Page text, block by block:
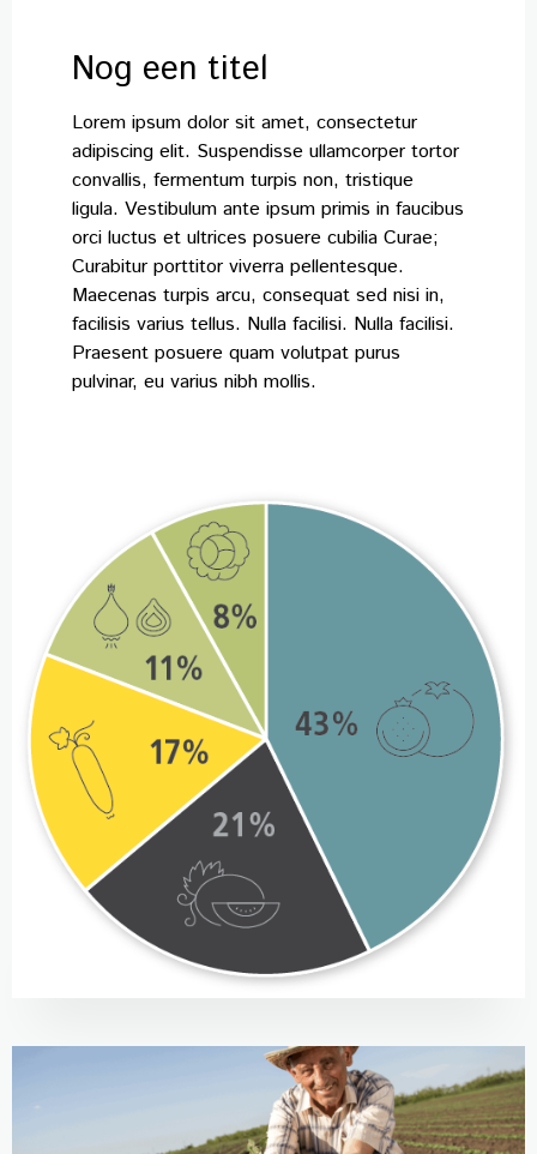
Nog een titel
Lorem ipsum dolor sit amet, consectetur
adipiscing elit. Suspendisse ullamcorper tortor
convallis, fermentum turpis non, tristique
ligula. Vestibulum ante ipsum primis in faucibus
orci luctus et ultrices posuere cubilia Curae;
Curabitur porttitor viverra pellentesque.
Maecenas turpis arcu, consequat sed nisi in,
facilisis varius tellus. Nulla facilisi. Nulla facilisi.
Praesent posuere quam volutpat purus
pulvinar, eu varius nibh mollis.